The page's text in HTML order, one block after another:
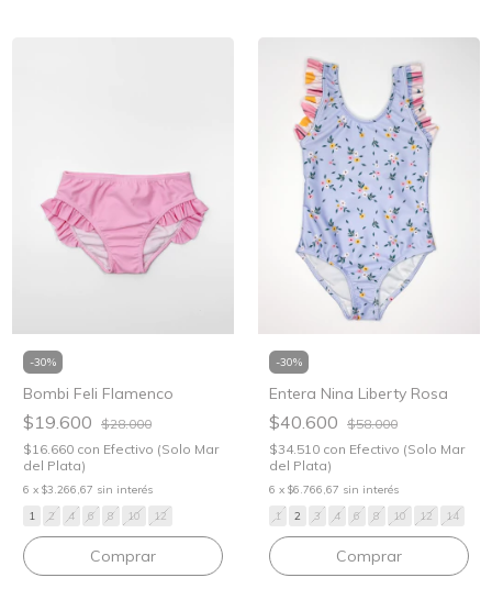
-30%
Bombi Feli Flamenco
$19.600 $28.000
$16.660 con Efectivo (Solo Mar
del Plata)
6 x $3.266,67 sin interés
1
2 4 6 8 10 12
Comprar
-30%
Entera Nina Liberty Rosa
$40.600 $58.000
$34.510 con Efectivo (Solo Mar
del Plata)
6 x $6.766,67 sin interés
1
2 3 4 6 8 10 12 14
Comprar